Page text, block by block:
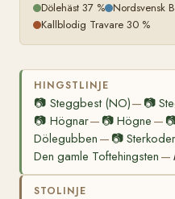
Dölehäst 37 % Nordsvensk
Kallblodig Travare 30 %
HINGSTLINJE
📷 Steggbest (NO)— 📷
📷 Högnar— 📷Högne —
Dölegubben — 📷Sterkoder
Den gamle Toftehingsten —
STOLINJE